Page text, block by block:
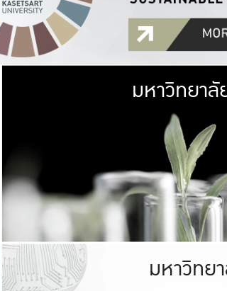
เกษ
เกษตรใน
มหาวิทยา
มหาวิทยาลัย
มหาวิทย